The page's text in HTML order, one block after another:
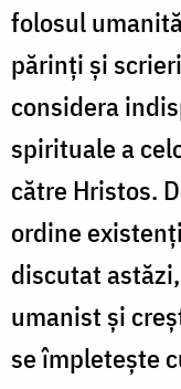
folosul
părinți și
considera
spirituale a
către Hristos.
ordine
discutat
umanist și
se împletește